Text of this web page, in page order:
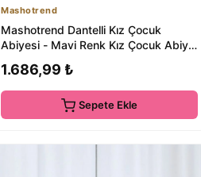
Mashotrend
Mashotrend Dantelli Kız Çocuk
Abiyesi - Mavi Renk Kız Çocuk Abiye
1.686,99 ₺
Sepete Ekle